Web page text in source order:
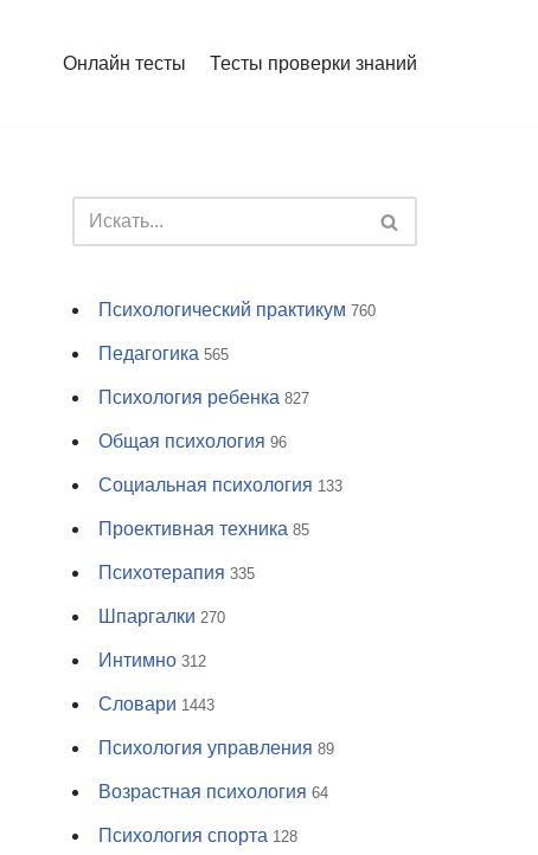
Онлайн тесты Тесты проверки знаний
Психологический практикум 760
Педагогика 565
Психология ребенка 827
Общая психология 96
Социальная психология 133
Проективная техника 85
Психотерапия 335
Шпаргалки 270
Интимно 312
Словари 1443
Психология управления 89
Возрастная психология 64
Психология спорта 128